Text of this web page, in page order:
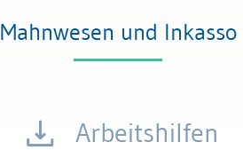
Mahnwesen und Inkasso
Arbeitshilfen